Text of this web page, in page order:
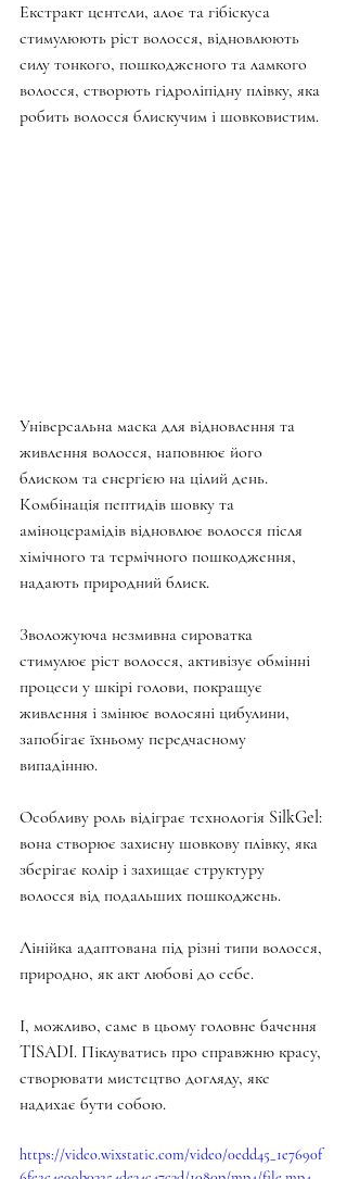
Екстракт центели, алоє та гібіскуса
стимулюють ріст волосся, відновлюють
силу тонкого, пошкодженого та ламкого
волосся, створють гідроліпідну плівку, яка
робить волосся блискучим і шовковистим.
Універсальна маска для відновлення та
живлення волосся, наповнює його
блиском та енергією на цілий день.
Комбінація пептидів шовку та
аміноцерамідів відновлює волосся після
хімічного та термічного пошкодження,
надають природний блиск.
Зволожуюча незмивна сироватка
стимулює ріст волосся, активізує обмінні
процеси у шкірі голови, покращує
живлення і змінює волосяні цибулини,
запобігає їхньому передчасному
випадінню.
Особливу роль відіграє технологія SilkGel:
вона створює захисну шовкову плівку, яка
зберігає колір і захищає структуру
волосся від подальших пошкоджень.
Лінійка адаптована під різні типи волосся,
природно, як акт любові до себе.
І, можливо, саме в цьому головне бачення
TISADI. Піклуватись про справжню красу,
створювати мистецтво догляду, яке
надихає бути собою.
https://video.wixstatic.com/video/0edd45_1e7690f